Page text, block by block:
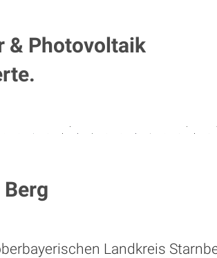
& Photovoltaik
Landkreis